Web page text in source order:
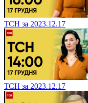
ТСН за 2023.12.17
ТСН за 2023.12.17